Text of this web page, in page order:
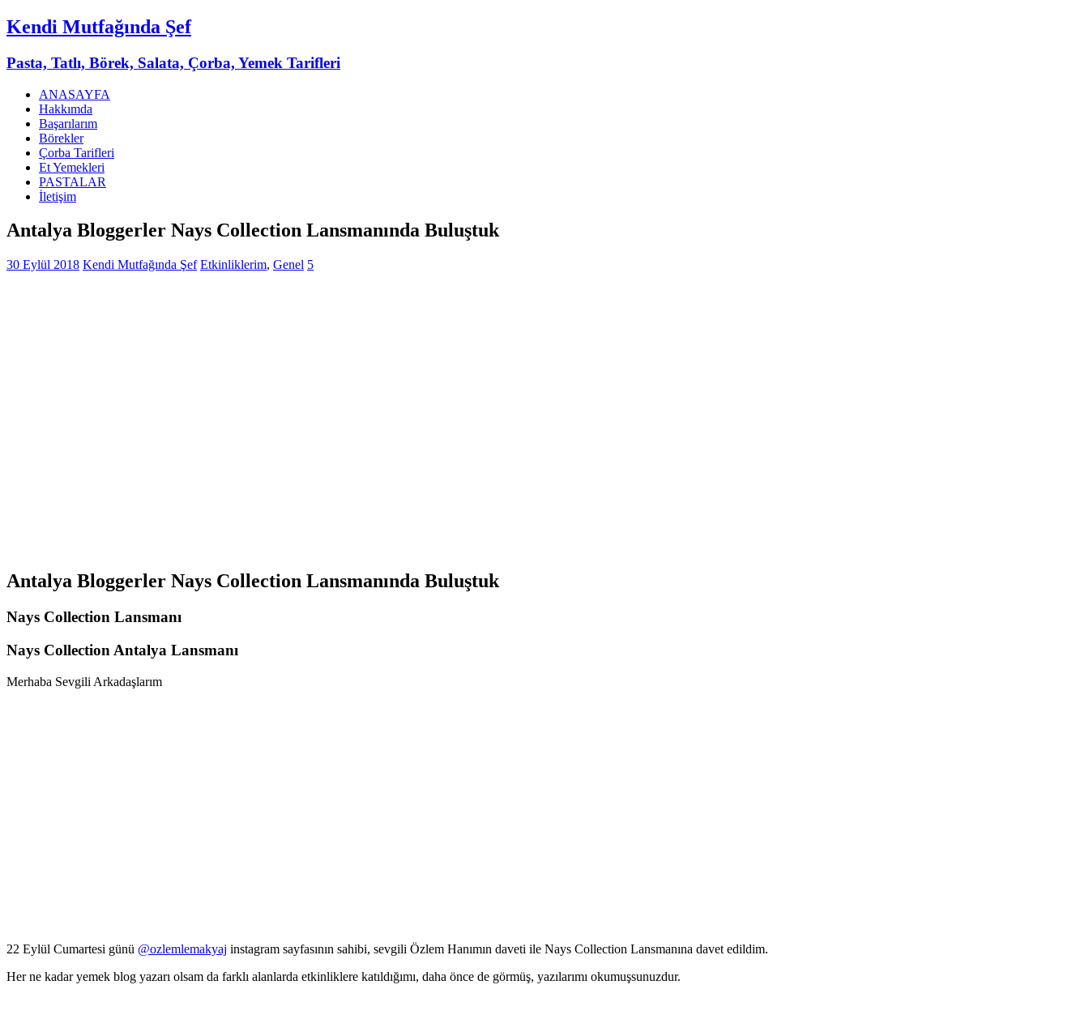
Kendi Mutfağında Şef
Pasta, Tatlı, Börek, Salata, Çorba, Yemek Tarifleri
ANASAYFA
Hakkımda
Başarılarım
Börekler
Çorba Tarifleri
Et Yemekleri
PASTALAR
İletişim
Antalya Bloggerler Nays Collection Lansmanında Buluştuk
30 Eylül 2018 Kendi Mutfağında Şef Etkinliklerim, Genel 5
Antalya Bloggerler Nays Collection Lansmanında Buluştuk
Nays Collection Lansmanı
Nays Collection Antalya Lansmanı
Merhaba Sevgili Arkadaşlarım
22 Eylül Cumartesi günü @ozlemlemakyaj instagram sayfasının sahibi, sevgili Özlem Hanımın daveti ile Nays Collection Lansmanına davet edildim.
Her ne kadar yemek blog yazarı olsam da farklı alanlarda etkinliklere katıldığımı, daha önce de görmüş, yazılarımı okumuşsunuzdur.